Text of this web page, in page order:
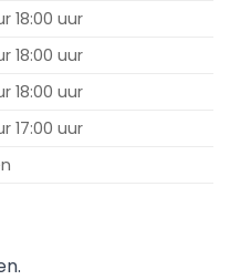
18:00 uur
18:00 uur
18:00 uur
17:00 uur